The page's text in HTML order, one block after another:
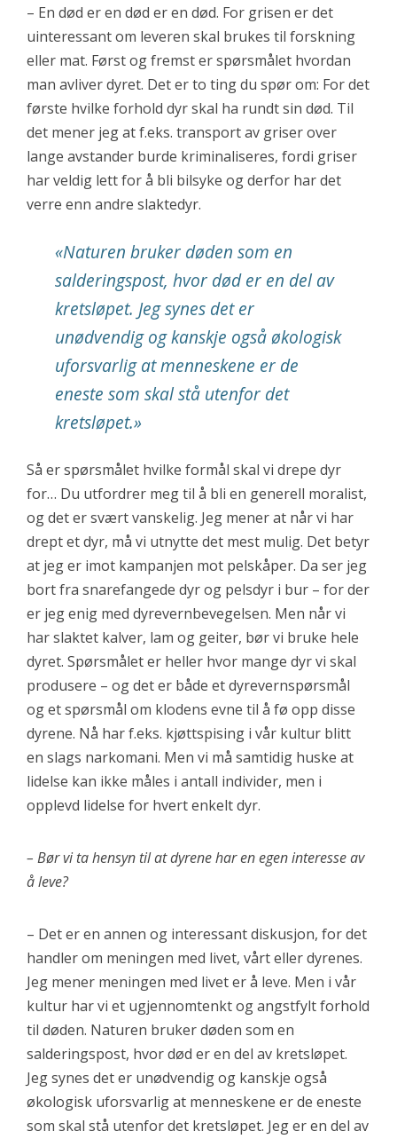
– En død er en død er en død. For grisen er det
uinteressant om leveren skal brukes til forskning
eller mat. Først og fremst er spørsmålet hvordan
man avliver dyret. Det er to ting du spør om: For det
første hvilke forhold dyr skal ha rundt sin død. Til
det mener jeg at f.eks. transport av griser over
lange avstander burde kriminaliseres, fordi griser
har veldig lett for å bli bilsyke og derfor har det
verre enn andre slaktedyr.
«Naturen bruker døden som en
salderingspost, hvor død er en del av
kretsløpet. Jeg synes det er
unødvendig og kanskje også økologisk
uforsvarlig at menneskene er de
eneste som skal stå utenfor det
kretsløpet.»
Så er spørsmålet hvilke formål skal vi drepe dyr
for… Du utfordrer meg til å bli en generell moralist,
og det er svært vanskelig. Jeg mener at når vi har
drept et dyr, må vi utnytte det mest mulig. Det betyr
at jeg er imot kampanjen mot pelskåper. Da ser jeg
bort fra snarefangede dyr og pelsdyr i bur – for der
er jeg enig med dyrevernbevegelsen. Men når vi
har slaktet kalver, lam og geiter, bør vi bruke hele
dyret. Spørsmålet er heller hvor mange dyr vi skal
produsere – og det er både et dyrevernspørsmål
og et spørsmål om klodens evne til å fø opp disse
dyrene. Nå har f.eks. kjøttspising i vår kultur blitt
en slags narkomani. Men vi må samtidig huske at
lidelse kan ikke måles i antall individer, men i
opplevd lidelse for hvert enkelt dyr.
– Bør vi ta hensyn til at dyrene har en egen interesse av
å leve?
– Det er en annen og interessant diskusjon, for det
handler om meningen med livet, vårt eller dyrenes.
Jeg mener meningen med livet er å leve. Men i vår
kultur har vi et ugjennomtenkt og angstfylt forhold
til døden. Naturen bruker døden som en
salderingspost, hvor død er en del av kretsløpet.
Jeg synes det er unødvendig og kanskje også
økologisk uforsvarlig at menneskene er de eneste
som skal stå utenfor det kretsløpet. Jeg er en del av